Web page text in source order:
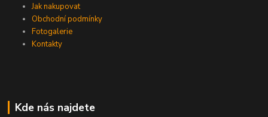
Jak nakupovat
Obchodní podmínky
Fotogalerie
Kontakty
Kde nás najdete